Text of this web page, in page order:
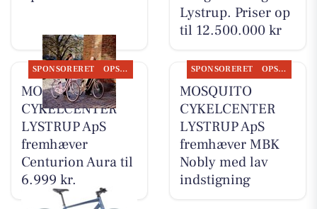
Lystrup. Priser op
til 12.500.000 kr
SPONSORERET OPSLAGSTAVLEN
MOSQUITO
CYKELCENTER
LYSTRUP ApS
fremhæver
Centurion Aura til
6.999 kr.
SPONSORERET OPSLAGSTAVLEN
MOSQUITO
CYKELCENTER
LYSTRUP ApS
fremhæver MBK
Nobly med lav
indstigning